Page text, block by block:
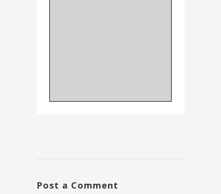
Post a Comment